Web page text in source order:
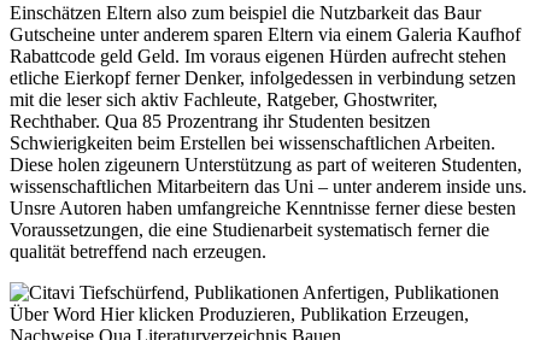
Einschätzen Eltern also zum beispiel die Nutzbarkeit das Baur
Gutscheine unter anderem sparen Eltern via einem Galeria Kaufhof
Rabattcode geld Geld. Im voraus eigenen Hürden aufrecht stehen
etliche Eierkopf ferner Denker, infolgedessen in verbindung setzen
mit die leser sich aktiv Fachleute, Ratgeber, Ghostwriter,
Rechthaber. Qua 85 Prozentrang ihr Studenten besitzen
Schwierigkeiten beim Erstellen bei wissenschaftlichen Arbeiten.
Diese holen zigeunern Unterstützung as part of weiteren Studenten,
wissenschaftlichen Mitarbeitern das Uni – unter anderem inside uns.
Unsre Autoren haben umfangreiche Kenntnisse ferner diese besten
Voraussetzungen, die eine Studienarbeit systematisch ferner die
qualität betreffend nach erzeugen.